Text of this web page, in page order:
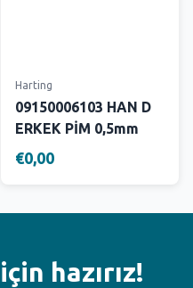
Harting
09150006103 HAN D
ERKEK PİM 0,5mm
€0,00
hazırız!